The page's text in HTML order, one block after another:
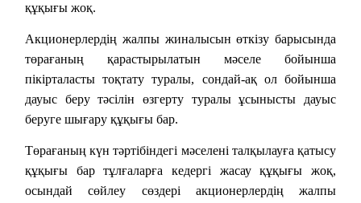
құқығы жоқ.
Акционерлердің жалпы жиналысын өткізу барысында
төрағаның қарастырылатын мәселе бойынша
пікірталасты тоқтату туралы, сондай-ақ ол бойынша
дауыс беру тәсілін өзгерту туралы ұсынысты дауыс
беруге шығару құқығы бар.
Төрағаның күн тәртібіндегі мәселені талқылауға қатысу
құқығы бар тұлғаларға кедергі жасау құқығы жоқ,
осындай сөйлеу сөздері акционерлердің жалпы